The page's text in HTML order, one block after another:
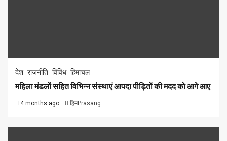
देश राजनीति विविध हिमाचल
महिला मंडलों सहित विभिन्न संस्थाएं आपदा पीड़ितों की मदद को आगे आए
4 months ago हिमPrasang